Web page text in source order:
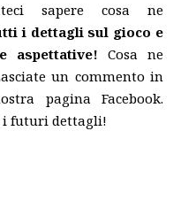
sapere cosa ne
i dettagli sul gioco e
aspettative! Cosa ne
un commento in
pagina Facebook.
i futuri dettagli!